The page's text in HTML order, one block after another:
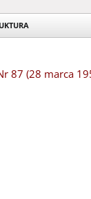
87 (28 marca